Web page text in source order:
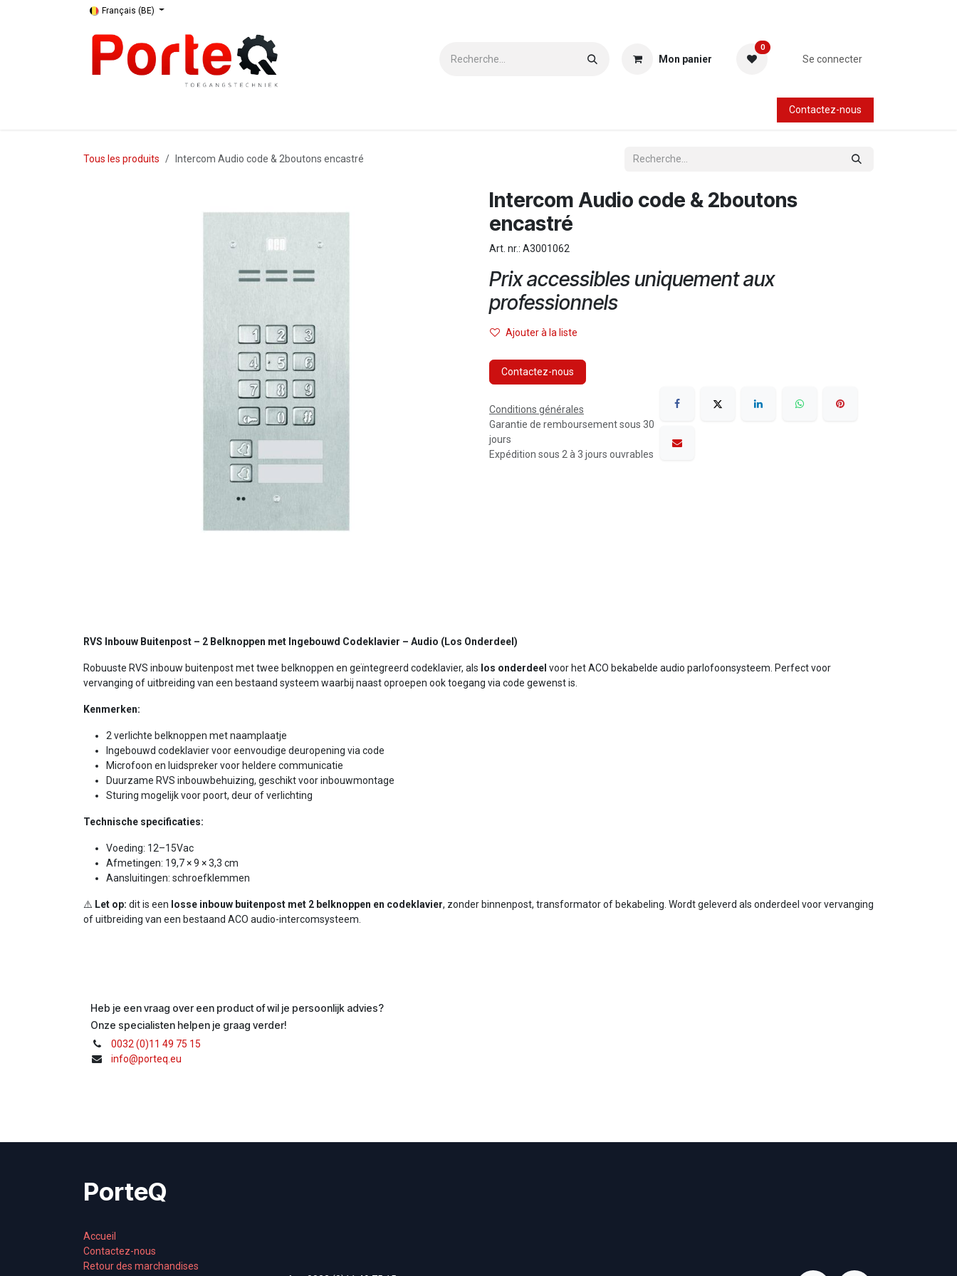
Se rendre au contenu Français (BE)
Mon panier
0
Se connecter
Contactez-nous
Tous les produits Intercom Audio code & 2boutons encastré
Intercom Audio code & 2boutons
encastré
Art. nr.: A3001062
Prix accessibles uniquement aux
professionnels
Ajouter à la liste
Contactez-nous
Conditions générales
Garantie de remboursement sous 30
jours
Expédition sous 2 à 3 jours ouvrables
RVS Inbouw Buitenpost – 2 Belknoppen met Ingebouwd Codeklavier – Audio (Los Onderdeel)
Robuuste RVS inbouw buitenpost met twee belknoppen en geïntegreerd codeklavier, als los onderdeel voor het ACO bekabelde audio parlofoonsysteem. Perfect voor
vervanging of uitbreiding van een bestaand systeem waarbij naast oproepen ook toegang via code gewenst is.
Kenmerken:
2 verlichte belknoppen met naamplaatje
Ingebouwd codeklavier voor eenvoudige deuropening via code
Microfoon en luidspreker voor heldere communicatie
Duurzame RVS inbouwbehuizing, geschikt voor inbouwmontage
Sturing mogelijk voor poort, deur of verlichting
Technische specificaties:
Voeding: 12–15Vac
Afmetingen: 19,7 × 9 × 3,3 cm
Aansluitingen: schroefklemmen
⚠️ Let op: dit is een losse inbouw buitenpost met 2 belknoppen en codeklavier, zonder binnenpost, transformator of bekabeling. Wordt geleverd als onderdeel voor vervanging
of uitbreiding van een bestaand ACO audio-intercomsysteem.
Heb je een vraag over een product of wil je persoonlijk advies?
Onze specialisten helpen je graag verder!
0032 (0)11 49 75 15
info@porteq.eu
PorteQ
Accueil
Contactez-nous
Retour des marchandises